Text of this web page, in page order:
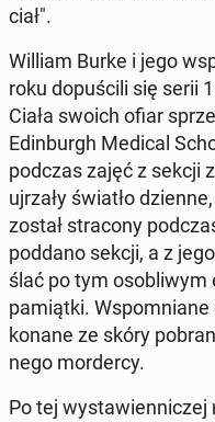
ciał".
William Burke i jego
roku do­pu­ści­li się serii
Ciała swoich ofiar
Edin­burgh Medical
podczas zajęć z sekcji
ujrzały światło
został stra­co­ny
poddano sekcji, a z
ślać po tym oso­bli­wym
pa­miąt­ki.
ko­na­ne ze skóry
ne­go mor­der­cy.
Po tej wy­sta­wien­ni­czej